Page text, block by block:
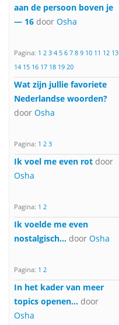
aan de persoon boven je
— 16 door Osha
Pagina: 1 2 3 4 5 6 7 8 9 10 11 12 13
14 15 16 17 18 19 20
Wat zijn jullie favoriete
Nederlandse woorden?
door Osha
Pagina: 1 2 3
Ik voel me even rot door
Osha
Pagina: 1 2
Ik voelde me even
nostalgisch... door Osha
Pagina: 1 2
In het kader van meer
topics openen... door
Osha